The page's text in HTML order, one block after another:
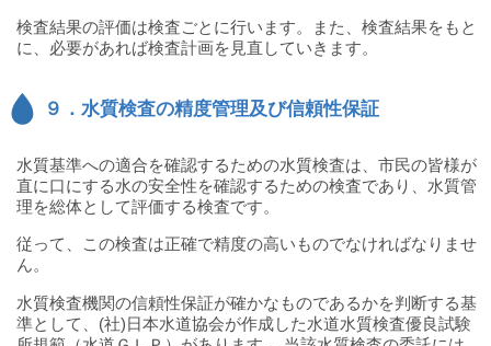
検査結果の評価は検査ごとに行います。また、検査結果をもと
に、必要があれば検査計画を見直していきます。
９．水質検査の精度管理及び信頼性保証
水質基準への適合を確認するための水質検査は、市民の皆様が
直に口にする水の安全性を確認するための検査であり、水質管
理を総体として評価する検査です。
従って、この検査は正確で精度の高いものでなければなりませ
ん。
水質検査機関の信頼性保証が確かなものであるかを判断する基
準として、(社)日本水道協会が作成した水道水質検査優良試験